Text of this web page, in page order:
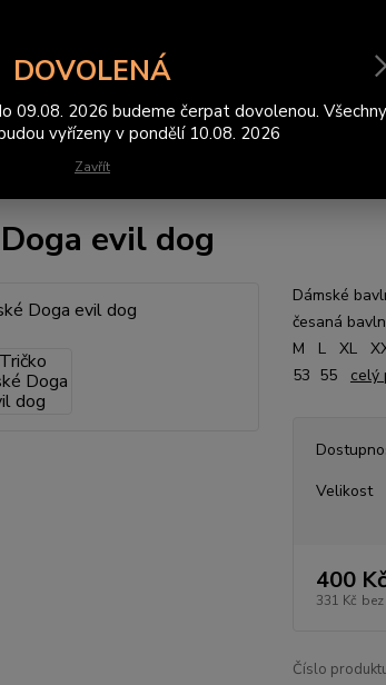
evil dog
Dámské
česaná
M L XL
53 55 celý
Velikost
400 Kč
331 Kč
Číslo
DOVOLENÁ
09.08. 2026 budeme čerpat dovolenou. Všechny
vyřízeny v pondělí 10.08. 2026
Zavřít